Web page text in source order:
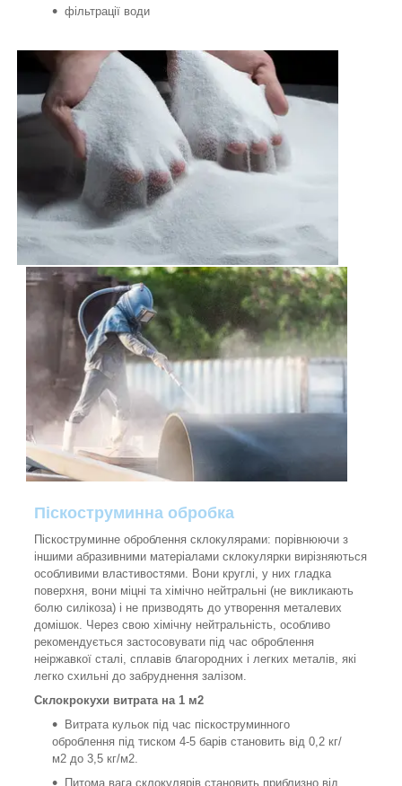
фільтрації води
Піскоструминна обробка
Піскоструминне оброблення склокулярами: порівнюючи з
іншими абразивними матеріалами склокулярки вирізняються
особливими властивостями. Вони круглі, у них гладка
поверхня, вони міцні та хімічно нейтральні (не викликають
болю силікоза) і не призводять до утворення металевих
домішок. Через свою хімічну нейтральність, особливо
рекомендується застосовувати під час оброблення
неіржавкої сталі, сплавів благородних і легких металів, які
легко схильні до забруднення залізом.
Склокрокухи витрата на 1 м2
Витрата кульок під час піскоструминного
оброблення під тиском 4-5 барів становить від 0,2 кг/
м2 до 3,5 кг/м2.
Питома вага склокулярів становить приблизно від